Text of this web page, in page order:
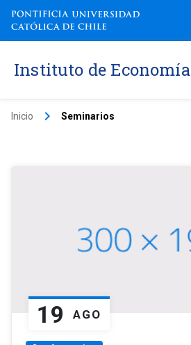
Instituto de Economía
Inicio keyboard_arrow_right Seminarios
19 AGO